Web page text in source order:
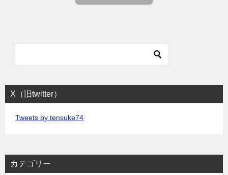
X（旧twitter）
Tweets by tensuke74
カテゴリー